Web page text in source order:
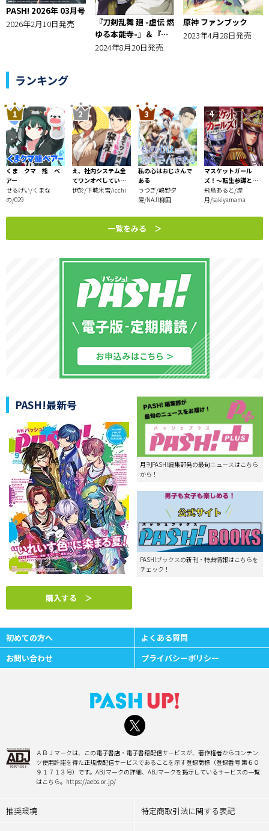
PASH! 2026年 03月号
2026年2月10日発売
『刀剣乱舞 廻 -虚伝 燃
ゆる本能寺-』＆『刀
剣乱舞 廻 -々伝（どう
2024年8月20日発売
原神 ファンブック
2023年4月28日発売
ランキング
くま クマ 熊 ベ
アー
せるげい/くまな
の/029
え、社内システム全
てワンオペしている
私を解雇ですか？
伊於/下城米雪/icchi
私の心はおじさんで
ある
うつぎ/嶋野夕
陽/NAJI柳田
マスケットガール
ズ！～転生参謀と戦
列乙女たち～
飛鳥あると/漂
月/sakiyamama
一覧をみる ＞
PASH!最新号
購入する ＞
月刊PASH!編集部発の最旬ニュースはこちら
から！
PASH!ブックスの新刊・特典情報はこちらを
チェック！
初めての方へ
よくある質問
お問い合わせ
プライバシーポリシー
ＡＢＪマークは、この電子書店・電子書籍配信サービスが、著作権者からコンテン
ツ使用許諾を得た正規版配信サービスであることを示す登録商標（登録番号 第６０
９１７１３号）です。ABJマークの詳細、ABJマークを掲示しているサービスの一覧
はこちら。https://aebs.or.jp/
推奨環境 特定商取引法に関する表記